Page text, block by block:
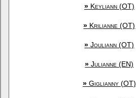
»Keyliann (OT)
» Krilianne (OT)
» Jouliann (OT)
» Julianne (EN)
»Giglianny (OT)